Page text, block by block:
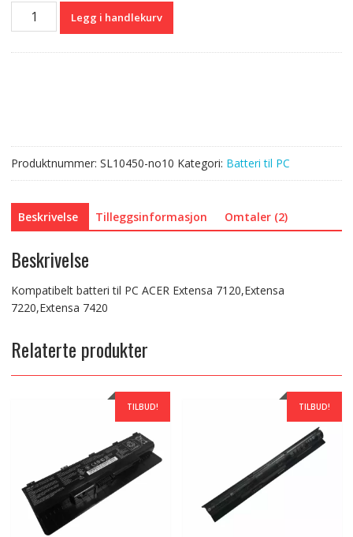
Kompatibelt
batteri
7420
antall
Legg i handlekurv
Produktnummer: SL10450-no10 Kategori: Batteri til PC
Beskrivelse Tilleggsinformasjon Omtaler (2)
Beskrivelse
Kompatibelt batteri til PC ACER Extensa 7120,Extensa
7220,Extensa 7420
Relaterte produkter
TILBUD! TILBUD!